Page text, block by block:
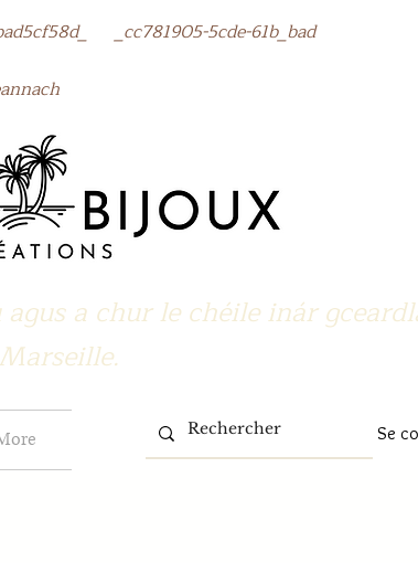
_cc781905-5cde-61b_bad
a chur le chéile inár
Marseille.
Se